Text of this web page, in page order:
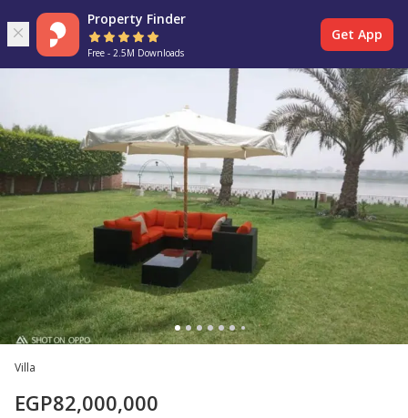
Property Finder
Free - 2.5M Downloads
Get App
Villa
EGP82,000,000